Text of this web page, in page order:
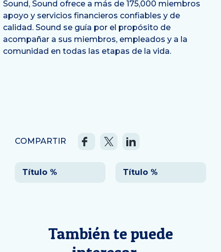
Sound, Sound ofrece a más de 175,000 miembros
apoyo y servicios financieros confiables y de
calidad. Sound se guía por el propósito de
acompañar a sus miembros, empleados y a la
comunidad en todas las etapas de la vida.
COMPARTIR
Navegación
de
Título % Título %
También te puede